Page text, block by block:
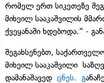
რომელ ერთ სიკეთეზე
მიხეილ სააკაშვილის
ქვეყანაში ხდებოდა.” -
შეგახსენებთ,
მიხეილ სააკაშვილი
დამანაშავედ ცნეს. გ